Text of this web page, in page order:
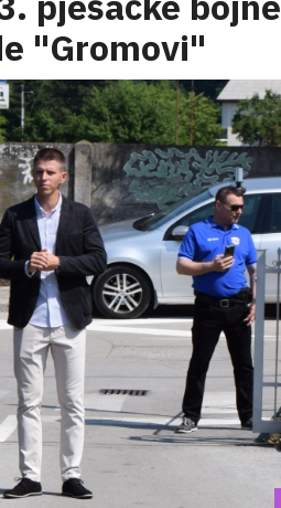
"Gromovi"